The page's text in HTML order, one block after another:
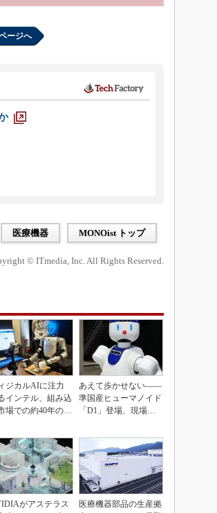
ージへ
医療機器 MONOist トップ
© ITmedia, Inc. All Rights Reserved.
ジカルAIに注力
インテル、組み込
場での約40年の実
あえて歩かせない――
準国産ヒューマノイド
「D1」登場、現場稼
がアステラス
医療機器部品の生産拠